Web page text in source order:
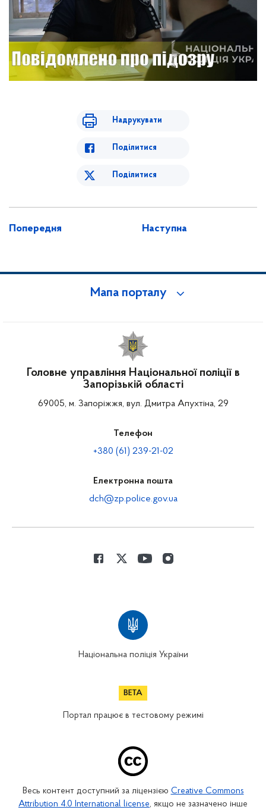
Надрукувати
Поділитися
Поділитися
Попередня Наступна
Мапа порталу
Головне управління Національної поліції в
Запорізькій області
69005, м. Запоріжжя, вул. Дмитра Апухтіна, 29
Телефон
+380 (61) 239-21-02
Електронна пошта
dch@zp.police.gov.ua
Національна поліція України
Портал працює в тестовому режимі
Весь контент доступний за ліцензією Creative Commons
Attribution 4.0 International license, якщо не зазначено інше